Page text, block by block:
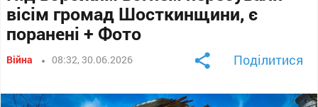
вісім громад Шосткинщини, є
поранені + Фото
Війна 08:32, 30.06.2026 Поділитися